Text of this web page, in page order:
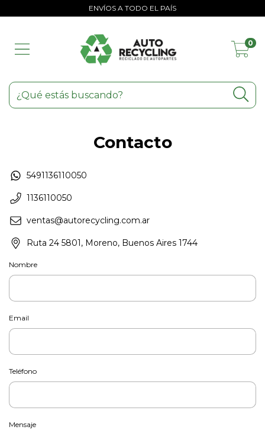
ENVÍOS A TODO EL PAÍS
0
Contacto
5491136110050
1136110050
ventas@autorecycling.com.ar
Ruta 24 5801, Moreno, Buenos Aires 1744
Nombre
Email
Teléfono
Mensaje